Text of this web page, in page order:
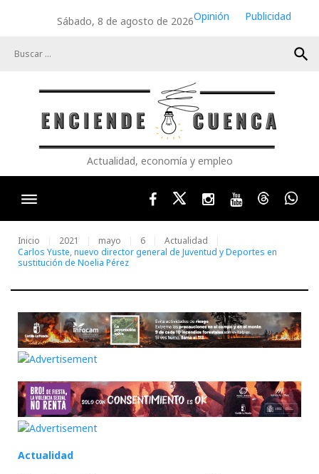
Sábado, 8 de agosto de 2026Opinión
Publicidad
search
Actualidad, economía y empleo
FacebookTwitterInstagram
YoutubeThreads
Inicio 2021 mayo 6
Actualidad
Carlos Yuste, nuevo director general de Juventud y Deportes en
sustitución de Noelia Pérez
Actualidad